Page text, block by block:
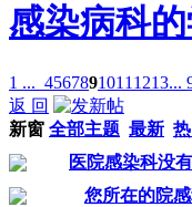
感染病科
1 ... 4567891011 1213...
返 回
新窗 全部主题 最新
医院感染科没
您所在的院